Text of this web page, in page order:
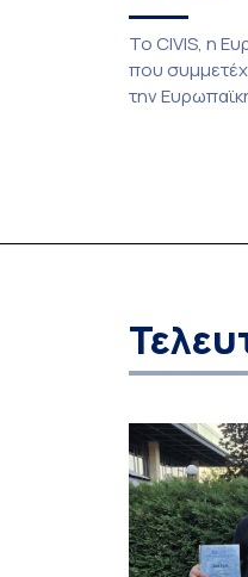
Το CIVIS, η
που
την